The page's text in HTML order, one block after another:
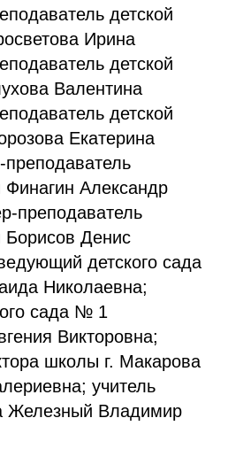
детской
Ирина
детской
Валентина
детской
Екатерина
преподаватель
Александр
преподаватель
Денис
детского сада
Николаевна;
сада № 1
Викторовна;
школы г. Макарова
учитель
Железный Владимир